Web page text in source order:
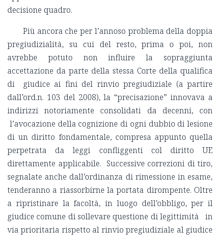
decisione quadro.
Più ancora che per l’annoso problema della doppia
pregiudizialità, su cui del resto, prima o poi, non
avrebbe potuto non influire la sopraggiunta
accettazione da parte della stessa Corte della qualifica
di giudice ai fini del rinvio pregiudiziale (a partire
dall’ord.n. 103 del 2008), la “precisazione” innovava a
indirizzi notoriamente consolidati da decenni, con
l’avocazione della cognizione di ogni dubbio di lesione
di un diritto fondamentale, compresa appunto quella
perpetrata da leggi confliggenti col diritto UE
direttamente applicabile. Successive correzioni di tiro,
segnalate anche dall’ordinanza di rimessione in esame,
tenderanno a riassorbirne la portata dirompente. Oltre
a ripristinare la facoltà, in luogo dell’obbligo, per il
giudice comune di sollevare questione di legittimità in
via prioritaria rispetto al rinvio pregiudiziale al giudice